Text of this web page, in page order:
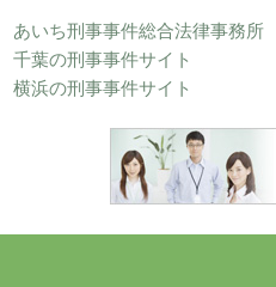
あいち刑事事件総合法律事務所
千葉の刑事事件サイト
横浜の刑事事件サイト